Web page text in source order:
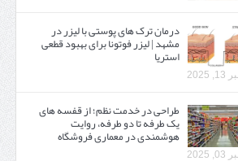
درمان ترک های پوستی با لیزر در
مشهد | لیزر فوتونا برای بهبود قطعی
استریا
طراحی در خدمت نظم؛ از قفسه ‌های
یک‌ طرفه تا دو طرفه، روایت
هوشمندی در معماری فروشگاه